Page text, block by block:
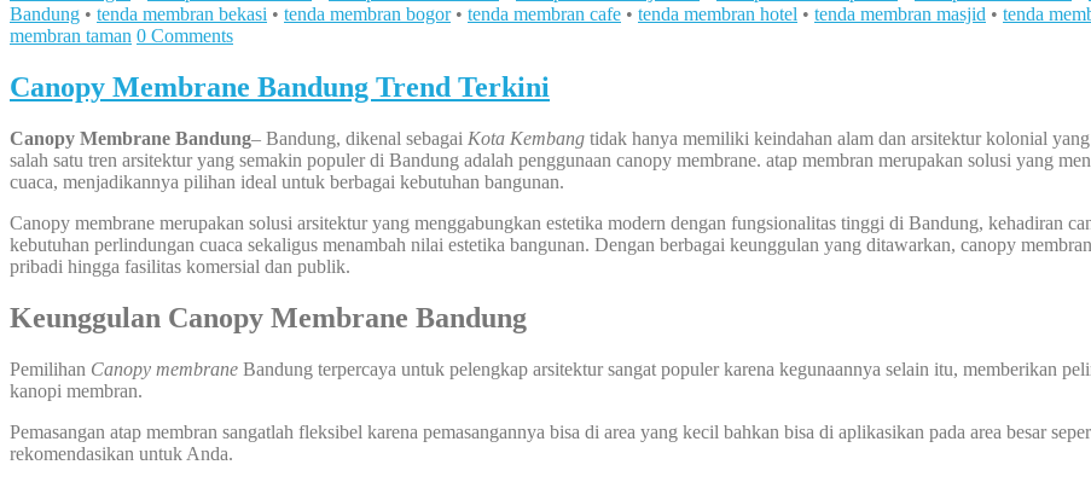
Bandung • tenda membran bekasi • tenda membran bogor• tenda membran cafe • tenda membran hotel • tenda membran masjid • tenda
membran taman 0 Comments
Canopy Membrane Bandung Trend Terkini
Canopy Membrane Bandung– Bandung, dikenal sebagai Kota Kembang tidak hanya memiliki keindahan alam dan arsitektur kolonial
salah satu tren arsitektur yang semakin populer di Bandung adalah penggunaan canopy membrane. atap membran merupakan solusi yang
cuaca, menjadikannya pilihan ideal untuk berbagai kebutuhan bangunan.
Canopy membrane merupakan solusi arsitektur yang menggabungkan estetika modern dengan fungsionalitas tinggi di Bandung, kehadiran
kebutuhan perlindungan cuaca sekaligus menambah nilai estetika bangunan. Dengan berbagai keunggulan yang ditawarkan, canopy
pribadi hingga fasilitas komersial dan publik.
Keunggulan Canopy Membrane Bandung
Pemilihan Canopy membrane Bandung terpercaya untuk pelengkap arsitektur sangat populer karena kegunaannya selain itu, memberikan
kanopi membran.
Pemasangan atap membran sangatlah fleksibel karena pemasangannya bisa di area yang kecil bahkan bisa di aplikasikan pada area besar
rekomendasikan untuk Anda.